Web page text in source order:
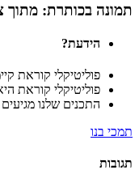
תמונה בכותרת: מתוך
הידעת?
פוליטיקלי קוראת קיימת
פוליטיקלי קוראת
התכנים שלנו
תמכי בנו
תגובות